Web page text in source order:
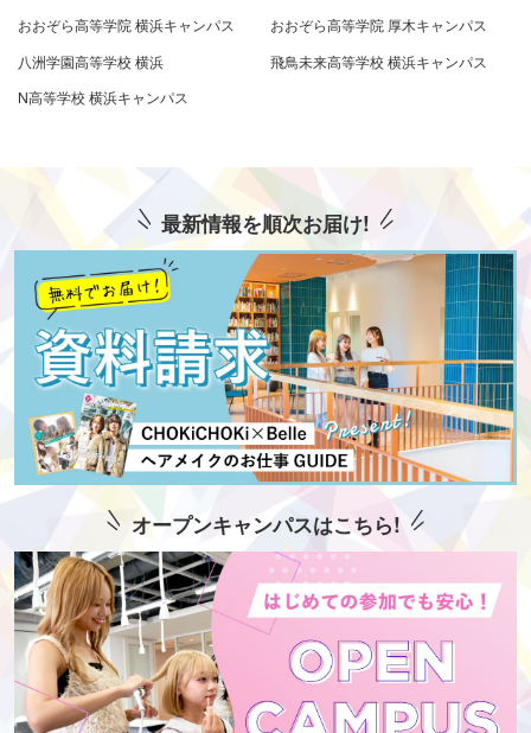
おおぞら高等学院 横浜キャンパス
おおぞら高等学院 厚木キャンパス
八洲学園高等学校 横浜
飛鳥未来高等学校 横浜キャンパス
N高等学校 横浜キャンパス
最新情報を順次お届け!
オープンキャンパスはこちら!